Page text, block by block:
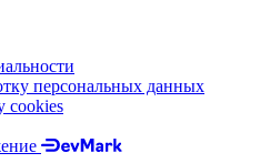
персональных данных
cookies